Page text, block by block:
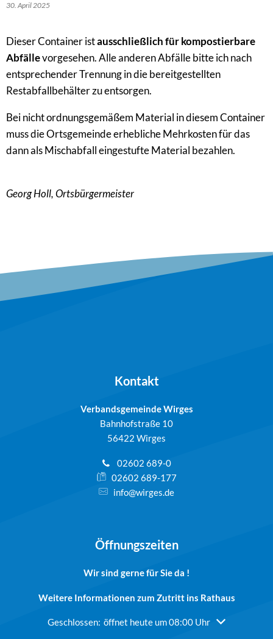
30. April 2025
Dieser Container istausschließlich für kompostierbare
Abfällevorgesehen. Alle anderen Abfälle bitte ich nach
entsprechender Trennung in die bereitgestellten
Restabfallbehälter zu entsorgen.
Bei nicht ordnungsgemäßem Material in diesem Container
muss die Ortsgemeinde erhebliche Mehrkosten für das
dann als Mischabfall eingestufte Material bezahlen.
Georg Holl, Ortsbürgermeister
Kontakt
Verbandsgemeinde Wirges
Bahnhofstraße 10
56422 Wirges
02602 689-0
02602 689-177
info@wirges.de
Öffnungszeiten
Wir sind gerne für Sie da !
Weitere Informationen zum Zutritt ins Rathaus
Klicken, um weitere Öffnungs- oder Schließzeiten
Geschlossen: öffnet heute um 08:00 Uhr